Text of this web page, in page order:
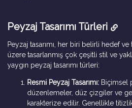
Peyzaj Tasarımı Türleri
Peyzaj tasarımı, her biri belirli hedef
üzere tasarlanmış çok çeşitli stil ve
yaygın peyzaj tasarımı türleri:
Resmi Peyzaj Tasarımı: Biçimsel
düzenlemeler, düz çizgiler ve
karakterize edilir. Genellikle